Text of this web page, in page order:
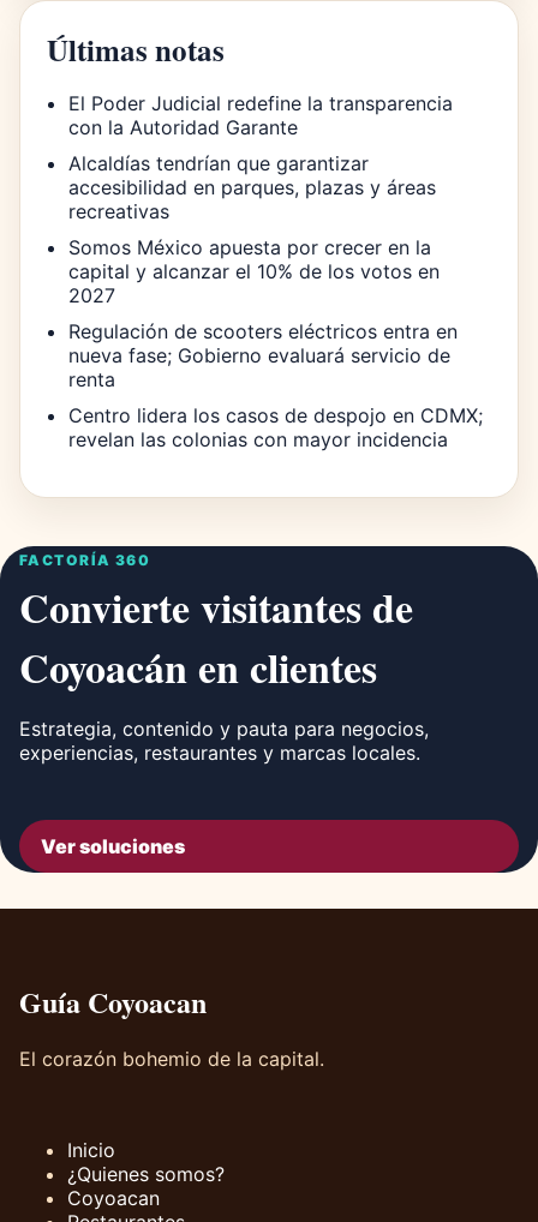
Últimas notas
El Poder Judicial redefine la transparencia
con la Autoridad Garante
Alcaldías tendrían que garantizar
accesibilidad en parques, plazas y áreas
recreativas
Somos México apuesta por crecer en la
capital y alcanzar el 10% de los votos en
2027
Regulación de scooters eléctricos entra en
nueva fase; Gobierno evaluará servicio de
renta
Centro lidera los casos de despojo en CDMX;
revelan las colonias con mayor incidencia
FACTORÍA 360
Convierte visitantes de
Coyoacán en clientes
Estrategia, contenido y pauta para negocios,
experiencias, restaurantes y marcas locales.
Ver soluciones
Guía Coyoacan
El corazón bohemio de la capital.
Inicio
¿Quienes somos?
Coyoacan